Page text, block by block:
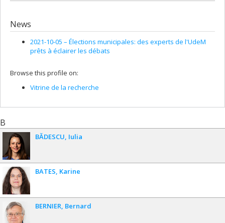
News
2021-10-05 – Élections municipales: des experts de l'UdeM
prêts à éclairer les débats
Browse this profile on:
Vitrine de la recherche
B
BĂDESCU Iulia
BATES Karine
BERNIER Bernard